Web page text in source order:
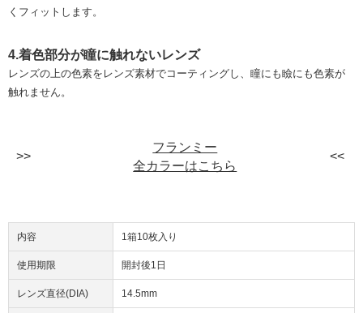
くフィットします。
4.着色部分が瞳に触れないレンズ
レンズの上の色素をレンズ素材でコーティングし、瞳にも瞼にも色素が
触れません。
フランミー
全カラーはこちら
内容 1箱10枚入り
使用期限 開封後1日
レンズ直径(DIA) 14.5mm